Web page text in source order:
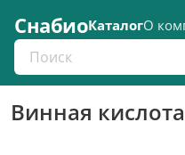
СнабиоКаталогО
Поиск по каталогу
Винная